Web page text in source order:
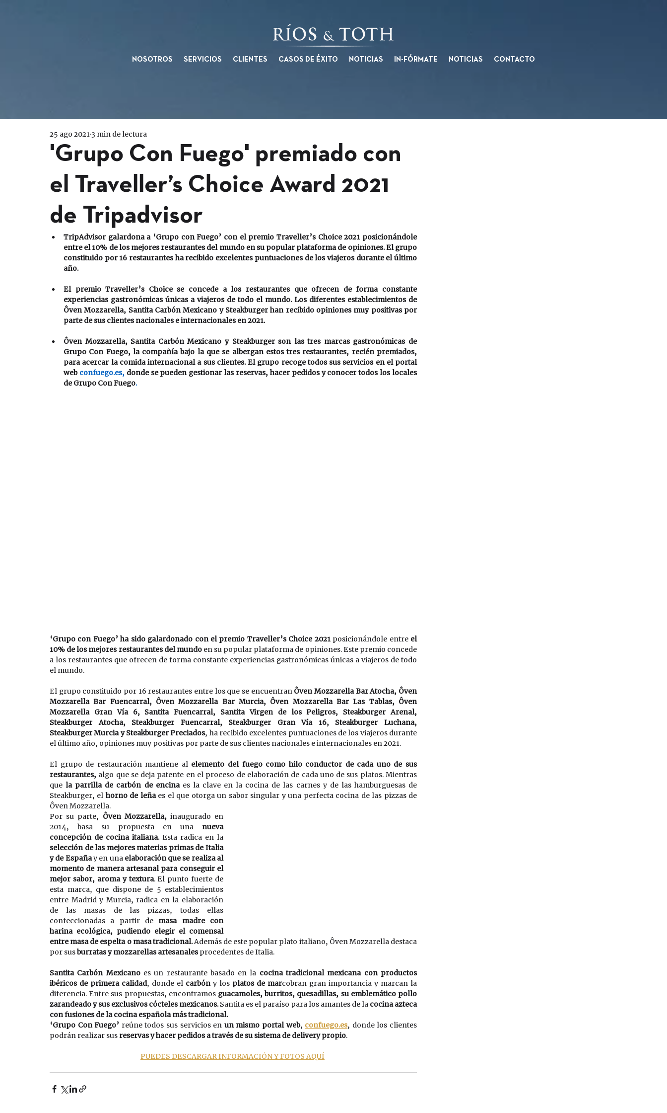
NOSOTROS SERVICIOS CLIENTES CASOS DE ÉXITO NOTICIAS IN-FÓRMATE NOTICIAS CONTACTO
'Grupo Con Fuego' premiado con
el Traveller’s Choice Award 2021
de Tripadvisor
25 ago 2021 3 min de lectura
TripAdvisor galardona a ‘Grupo con Fuego’ con el premio Traveller’s Choice 2021 posicionándole
entre el 10% de los mejores restaurantes del mundo en su popular plataforma de opiniones. El grupo
constituido por 16 restaurantes ha recibido excelentes puntuaciones de los viajeros durante el último
año.
El premio Traveller’s Choice se concede a los restaurantes que ofrecen de forma constante
experiencias gastronómicas únicas a viajeros de todo el mundo. Los diferentes establecimientos de
Ôven Mozzarella, Santita Carbón Mexicano y Steakburger han recibido opiniones muy positivas por
parte de sus clientes nacionales e internacionales en 2021.
Ôven Mozzarella, Santita Carbón Mexicano y Steakburger son las tres marcas gastronómicas de
Grupo Con Fuego, la compañía bajo la que se albergan estos tres restaurantes, recién premiados,
para acercar la comida internacional a sus clientes. El grupo recoge todos sus servicios en el portal
web confuego.es, donde se pueden gestionar las reservas, hacer pedidos y conocer todos los locales
de Grupo Con Fuego.
‘Grupo con Fuego’ ha sido galardonado con el premio Traveller’s Choice 2021 posicionándole entre el
10% de los mejores restaurantes del mundo en su popular plataforma de opiniones. Este premio concede
a los restaurantes que ofrecen de forma constante experiencias gastronómicas únicas a viajeros de todo
el mundo.
El grupo constituido por 16 restaurantes entre los que se encuentran Ôven Mozzarella Bar Atocha, Ôven
Mozzarella Bar Fuencarral, Ôven Mozzarella Bar Murcia, Ôven Mozzarella Bar Las Tablas, Ôven
Mozzarella Gran Vía 6, Santita Fuencarral, Santita Virgen de los Peligros, Steakburger Arenal,
Steakburger Atocha, Steakburger Fuencarral, Steakburger Gran Vía 16, Steakburger Luchana,
Steakburger Murcia y Steakburger Preciados, ha recibido excelentes puntuaciones de los viajeros durante
el último año, opiniones muy positivas por parte de sus clientes nacionales e internacionales en 2021.
El grupo de restauración mantiene al elemento del fuego como hilo conductor de cada uno de sus
restaurantes, algo que se deja patente en el proceso de elaboración de cada uno de sus platos. Mientras
que la parrilla de carbón de encina es la clave en la cocina de las carnes y de las hamburguesas de
Steakburger, el horno de leña es el que otorga un sabor singular y una perfecta cocina de las pizzas de
Ôven Mozzarella.
Por su parte, Ôven Mozzarella, inaugurado en
2014, basa su propuesta en una nueva
concepción de cocina italiana. Esta radica en la
selección de las mejores materias primas de Italia
y de España y en una elaboración que se realiza al
momento de manera artesanal para conseguir el
mejor sabor, aroma y textura. El punto fuerte de
esta marca, que dispone de 5 establecimientos
entre Madrid y Murcia, radica en la elaboración
de las masas de las pizzas, todas ellas
confeccionadas a partir de masa madre con
harina ecológica, pudiendo elegir el comensal
entre masa de espelta o masa tradicional. Además de este popular plato italiano, Ôven Mozzarella destaca
por sus burratas y mozzarellas artesanales procedentes de Italia.
Santita Carbón Mexicano es un restaurante basado en la cocina tradicional mexicana con productos
ibéricos de primera calidad, donde el carbón y los platos de marcobran gran importancia y marcan la
diferencia. Entre sus propuestas, encontramos guacamoles, burritos, quesadillas, su emblemático pollo
zarandeado y sus exclusivos cócteles mexicanos. Santita es el paraíso para los amantes de la cocina azteca
con fusiones de la cocina española más tradicional.
‘Grupo Con Fuego’ reúne todos sus servicios en un mismo portal web, confuego.es, donde los clientes
podrán realizar sus reservas y hacer pedidos a través de su sistema de delivery propio.
PUEDES DESCARGAR INFORMACIÓN Y FOTOS AQUÍ